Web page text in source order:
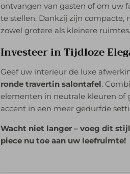
ontvangen van gasten of om uw
te stellen. Dankzij zijn compacte,
zowel grotere als kleinere ruimtes.
Investeer in Tijdloze
Geef uw interieur de luxe
ronde travertin salontafel.
elementen in neutrale kleuren of
accent in een meer gedurfde
Wacht niet langer – voeg dit
piece nu toe aan uw leefruimte!